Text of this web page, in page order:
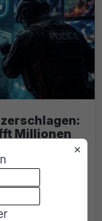
Millionen
ein
Nutzer
und
×